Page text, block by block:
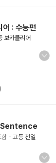
: 수능편
보카클리어
Sentence
함 - 고등 천일